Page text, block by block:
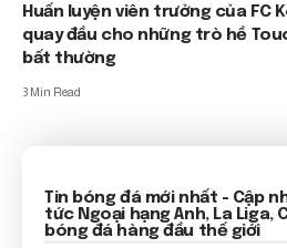
Huấn luyện viên trưởng của FC
quay đầu cho những trò hề
bất thường
3 Min Read
Tin bóng đá mới nhất - Cập
tức Ngoại hạng Anh, La Liga,
bóng đá hàng đầu thế giới